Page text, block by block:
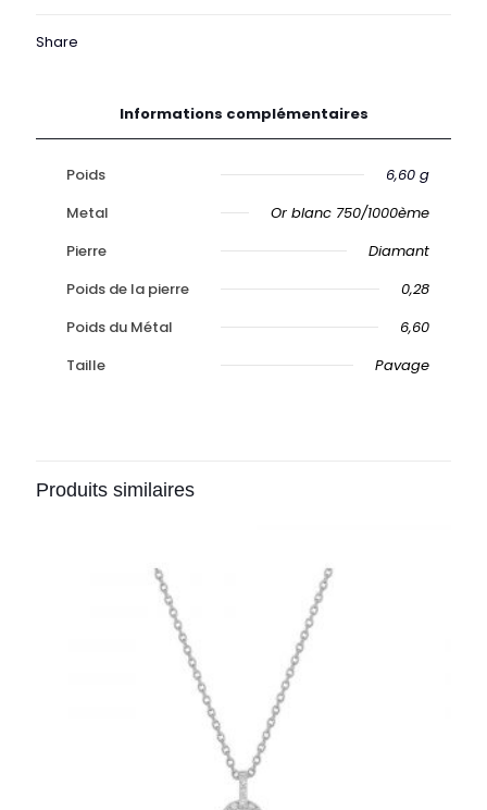
Share
Informations complémentaires
Poids
6,60 g
Metal
Or blanc 750/1000ème
Pierre
Diamant
Poids de la pierre
0,28
Poids du Métal
6,60
Taille
Pavage
Produits similaires